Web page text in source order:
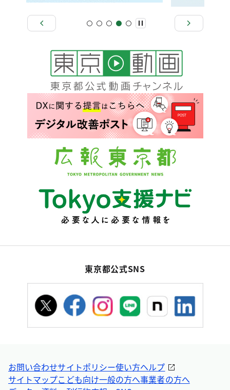
東京都公式SNS
お問い合わせサイトポリシー使い方ヘルプ
サイトマップこども向け一般の方へ事業者の方へ